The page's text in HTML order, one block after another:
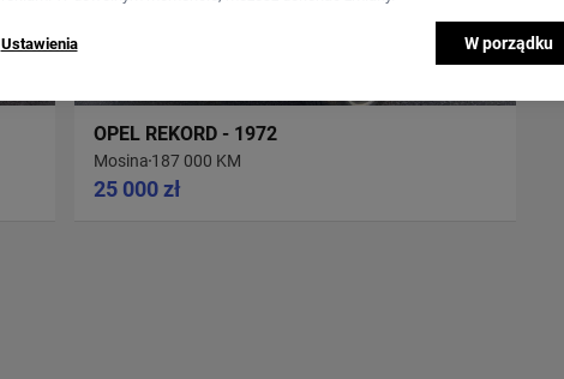
OPEL REKORD - 1972
Mosina 187 000 KM
25 000 zł
Ustawienia W porządku